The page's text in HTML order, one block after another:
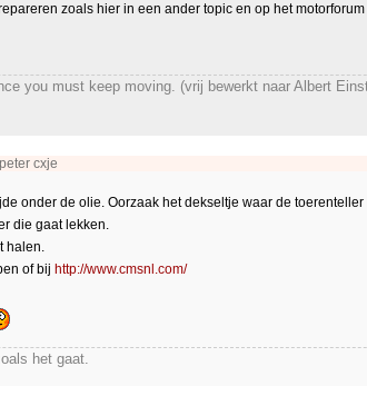
zoals hier in een ander topic en op het
you must keep moving. (vrij bewerkt naar Albert
cxje
onder de olie. Oorzaak het dekseltje waar de toerenteller
die gaat lekken.
halen.
of bij http://www.cmsnl.com/
het gaat.